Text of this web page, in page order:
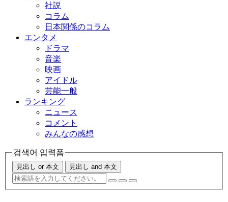
社説
コラム
日本関係のコラム
エンタメ
ドラマ
音楽
映画
アイドル
芸能一般
ランキング
ニュース
コメント
みんなの感想
검색어 입력폼
見出し or 本文 見出し and 本文